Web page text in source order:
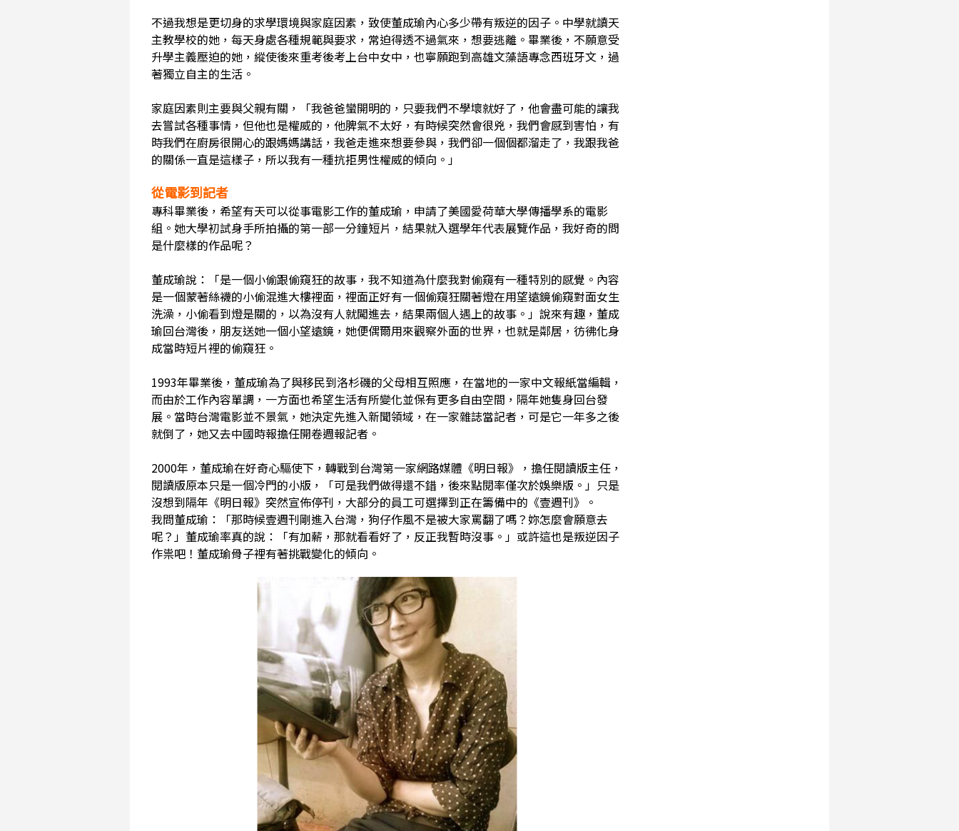
不過我想是更切身的求學環境與家庭因素，致使董成瑜內心多少帶有叛逆的因子。中學就讀天
主教學校的她，每天身處各種規範與要求，常迫得透不過氣來，想要逃離。畢業後，不願意受
升學主義壓迫的她，縱使後來重考後考上台中女中，也寧願跑到高雄文藻語專念西班牙文，過
著獨立自主的生活。
家庭因素則主要與父親有關，「我爸爸蠻開明的，只要我們不學壞就好了，他會盡可能的讓我
去嘗試各種事情，但他也是權威的，他脾氣不太好，有時候突然會很兇，我們會感到害怕，有
時我們在廚房很開心的跟媽媽講話，我爸走進來想要參與，我們卻一個個都溜走了，我跟我爸
的關係一直是這樣子，所以我有一種抗拒男性權威的傾向。」
從電影到記者
專科畢業後，希望有天可以從事電影工作的董成瑜，申請了美國愛荷華大學傳播學系的電影
組。她大學初試身手所拍攝的第一部一分鐘短片，結果就入選學年代表展覽作品，我好奇的問
是什麼樣的作品呢？
董成瑜說：「是一個小偷跟偷窺狂的故事，我不知道為什麼我對偷窺有一種特別的感覺。內容
是一個蒙著絲襪的小偷混進大樓裡面，裡面正好有一個偷窺狂關著燈在用望遠鏡偷窺對面女生
洗澡，小偷看到燈是關的，以為沒有人就闖進去，結果兩個人遇上的故事。」說來有趣，董成
瑜回台灣後，朋友送她一個小望遠鏡，她便偶爾用來觀察外面的世界，也就是鄰居，彷彿化身
成當時短片裡的偷窺狂。
1993年畢業後，董成瑜為了與移民到洛杉磯的父母相互照應，在當地的一家中文報紙當編輯，
而由於工作內容單調，一方面也希望生活有所變化並保有更多自由空間，隔年她隻身回台發
展。當時台灣電影並不景氣，她決定先進入新聞領域，在一家雜誌當記者，可是它一年多之後
就倒了，她又去中國時報擔任開卷週報記者。
2000年，董成瑜在好奇心驅使下，轉戰到台灣第一家網路媒體《明日報》，擔任閱讀版主任，
閱讀版原本只是一個冷門的小版，「可是我們做得還不錯，後來點閱率僅次於娛樂版。」只是
沒想到隔年《明日報》突然宣佈停刊，大部分的員工可選擇到正在籌備中的《壹週刊》。
我問董成瑜：「那時候壹週刊剛進入台灣，狗仔作風不是被大家罵翻了嗎？妳怎麼會願意去
呢？」董成瑜率真的說：「有加薪，那就看看好了，反正我暫時沒事。」或許這也是叛逆因子
作祟吧！董成瑜骨子裡有著挑戰變化的傾向。